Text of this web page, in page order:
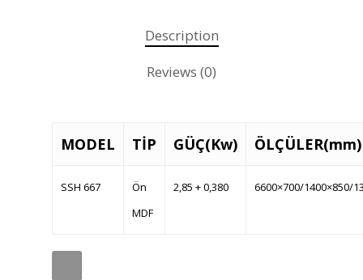
Description
Reviews (0)
MODEL TİP GÜÇ(Kw) ÖLÇÜLER(mm)
SSH 667
Ön
MDF
2,85 + 0,380 6600×700/1400×850/
Ürünler